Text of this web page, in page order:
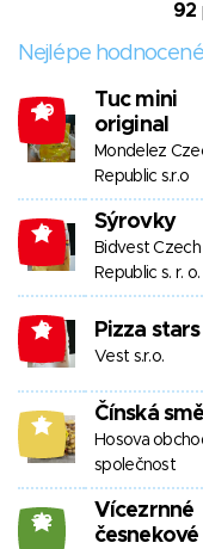
92
Nejlépe hodnocené
-10
Tuc mini
original
Mondelez
Republic s.r.o
-8 Sýrovky
Bidvest Czech
Republic s. r. o.
-2 Pizza stars
Vest s.r.o.
5 Čínská
Hosova
společnost
22
Vícezrnné
česnekové